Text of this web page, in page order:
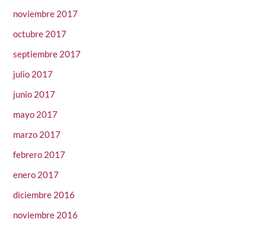
noviembre 2017
octubre 2017
septiembre 2017
julio 2017
junio 2017
mayo 2017
marzo 2017
febrero 2017
enero 2017
diciembre 2016
noviembre 2016